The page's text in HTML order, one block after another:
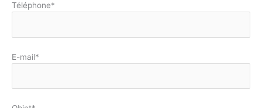
Téléphone*
E-mail*